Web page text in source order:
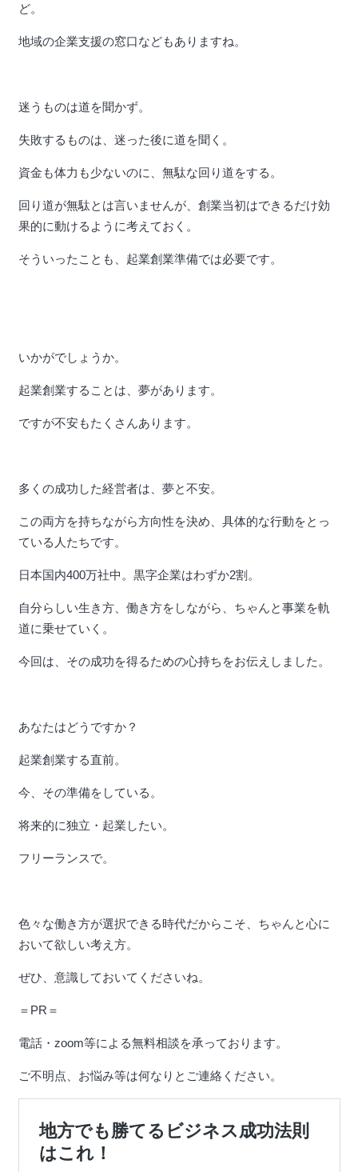
ど。
地域の企業支援の窓口などもありますね。
迷うものは道を聞かず。
失敗するものは、迷った後に道を聞く。
資金も体力も少ないのに、無駄な回り道をする。
回り道が無駄とは言いませんが、創業当初はできるだけ効
果的に動けるように考えておく。
そういったことも、起業創業準備では必要です。
いかがでしょうか。
起業創業することは、夢があります。
ですが不安もたくさんあります。
多くの成功した経営者は、夢と不安。
この両方を持ちながら方向性を決め、具体的な行動をとっ
ている人たちです。
日本国内400万社中。黒字企業はわずか2割。
自分らしい生き方、働き方をしながら、ちゃんと事業を軌
道に乗せていく。
今回は、その成功を得るための心持ちをお伝えしました。
あなたはどうですか？
起業創業する直前。
今、その準備をしている。
将来的に独立・起業したい。
フリーランスで。
色々な働き方が選択できる時代だからこそ、ちゃんと心に
おいて欲しい考え方。
ぜひ、意識しておいてくださいね。
＝PR＝
電話・zoom等による無料相談を承っております。
ご不明点、お悩み等は何なりとご連絡ください。